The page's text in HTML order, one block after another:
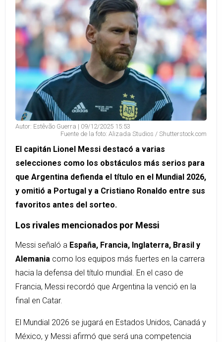
Autor: Estêvão Guerra | 09/12/2025 15:53
Fuente de la foto: Alizada Studios / Shutterstock.com
El capitán Lionel Messi destacó a varias
selecciones como los obstáculos más serios para
que Argentina defienda el título en el Mundial 2026,
y omitió a Portugal y a Cristiano Ronaldo entre sus
favoritos antes del sorteo.
Los rivales mencionados por Messi
Messi señaló a España, Francia, Inglaterra, Brasil y
Alemania como los equipos más fuertes en la carrera
hacia la defensa del título mundial. En el caso de
Francia, Messi recordó que Argentina la venció en la
final en Catar.
El Mundial 2026 se jugará en Estados Unidos, Canadá y
México, y Messi afirmó que será una competencia